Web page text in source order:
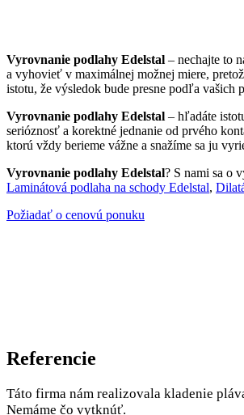
Vyrovnanie podlahy Edelstal – nechajte to
a vyhovieť v maximálnej možnej miere,
istotu, že výsledok bude presne podľa vašich
Vyrovnanie podlahy Edelstal – hľadáte
serióznosť a korektné jednanie od prvého
ktorú vždy berieme vážne a snažíme sa ju
Vyrovnanie podlahy Edelstal? S nami sa o
Laminátová podlaha na schody Edelstal,
Požiadať o cenovú ponuku
Referencie
Táto firma nám realizovala kladenie
Nemáme čo vytknúť.